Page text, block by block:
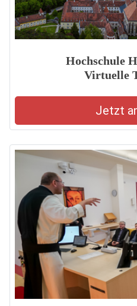
Hochschule
Virtuelle
Jetzt